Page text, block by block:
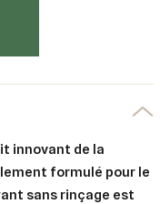
innovant de la
formulé pour le
sans rinçage est